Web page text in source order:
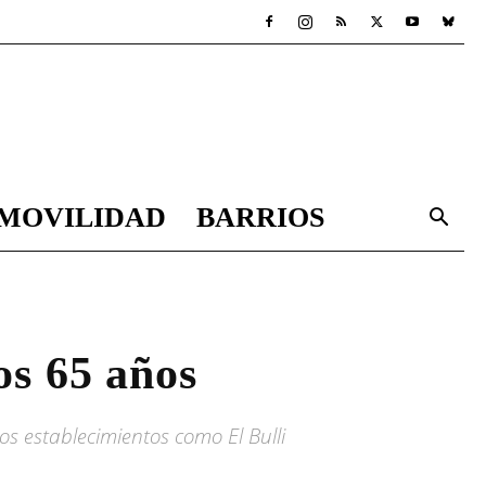
BARRIOS
65 años
establecimientos como El Bulli